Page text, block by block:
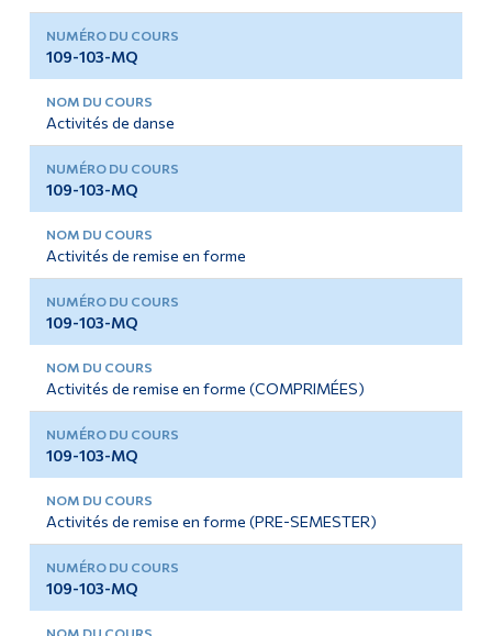
109-103-MQ
Activités de danse
109-103-MQ
Activités de remise en forme
109-103-MQ
Activités de remise en forme (COMPRIMÉES)
109-103-MQ
Activités de remise en forme (PRE-SEMESTER)
109-103-MQ